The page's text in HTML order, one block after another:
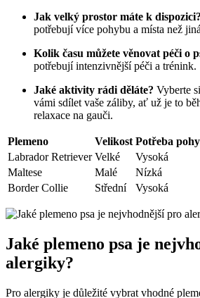
Jak⁢ velký prostor máte k‌ dispozici?
potřebují⁣ více‍ pohybu a​ místa ⁢než
Kolik času můžete věnovat péči o⁢
potřebují ‌intenzivnější ⁣péči a​ trénink.
Jaké ​aktivity rádi děláte? Vyberte
vámi sdílet vaše záliby,‍ ať už je to
relaxace na gauči.
Plemeno Velikost Potřeba
Labrador Retriever Velké
Vysoká
Maltese
Malé
Nízká
Border Collie
Střední Vysoká
Jaké plemeno psa je
alergiky?
Pro alergiky je důležité‌ vybrat vhodné